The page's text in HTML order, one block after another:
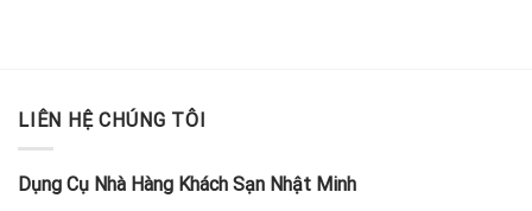
LIÊN HỆ CHÚNG TÔI
Dụng Cụ Nhà Hàng Khách Sạn Nhật Minh